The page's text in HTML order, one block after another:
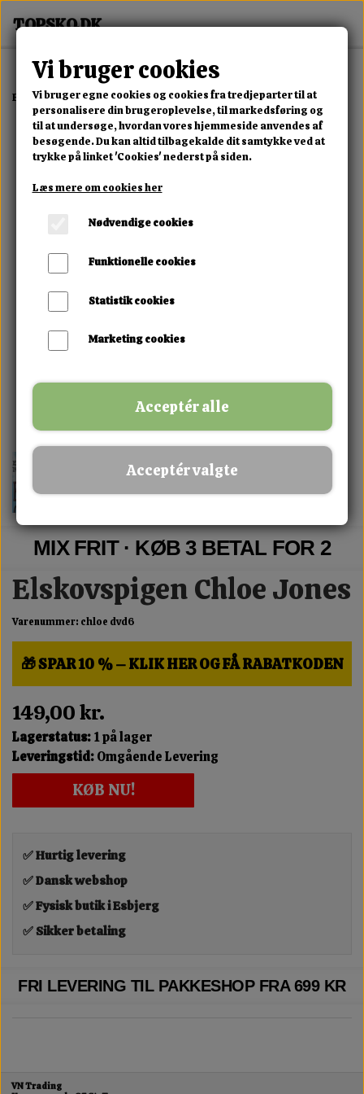
Forside Erotisk Kollektion Dvd Elskovspigen Chloe Jones
MIX FRIT · KØB 3 BETAL FOR 2
Elskovspigen Chloe Jones
Varenummer: chloe dvd6
🎁 SPAR 10 % – KLIK HER OG FÅ RABATKODEN
149,00 kr.
Lagerstatus:1 på lager
Leveringstid:Omgående Levering
KØB NU!
✅ Hurtig levering
✅ Dansk webshop
✅ Fysisk butik i Esbjerg
✅ Sikker betaling
FRI LEVERING TIL PAKKESHOP FRA 699 KR
VN Trading
Vi bruger cookies
Vi bruger egne cookies og cookies fra tredjeparter til at
personalisere din brugeroplevelse, til markedsføring og
til at undersøge, hvordan vores hjemmeside anvendes af
besøgende. Du kan altid tilbagekalde dit samtykke ved at
trykke på linket 'Cookies' nederst på siden.
Læs mere om cookies her
Nødvendige cookies
Funktionelle cookies
Statistik cookies
Marketing cookies
Acceptér alle
Acceptér valgte